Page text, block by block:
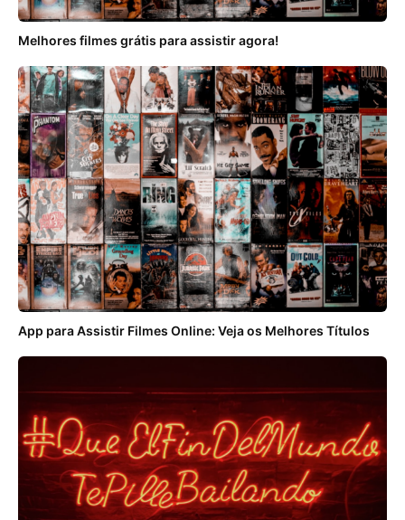
Melhores filmes grátis para assistir agora!
App para Assistir Filmes Online: Veja os Melhores Títulos